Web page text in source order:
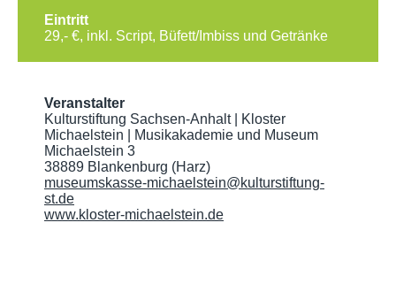
Eintritt
29,- €, inkl. Script, Büfett/Imbiss und Getränke
Veranstalter
Kulturstiftung Sachsen-Anhalt | Kloster
Michaelstein | Musikakademie und Museum
Michaelstein 3
38889 Blankenburg (Harz)
museumskasse-michaelstein@kulturstiftung-
st.de
www.kloster-michaelstein.de